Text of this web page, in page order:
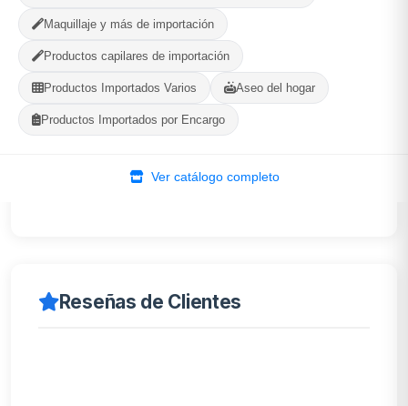
Maquillaje y más de importación
Productos capilares de importación
Productos Importados Varios Aseo del hogar
Productos Importados por Encargo
Ver catálogo completo
Descripción
de té, manzanilla. Blister de 40 parches. Forma de
Reseñas de Clientes